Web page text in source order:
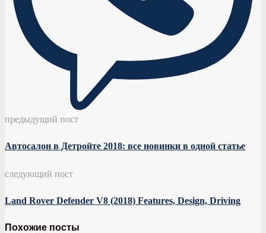
предыдущий пост
Автосалон в Детройте 2018: все новинки в одной статье
следующий пост
Land Rover Defender V8 (2018) Features, Design, Driving
Похожие посты